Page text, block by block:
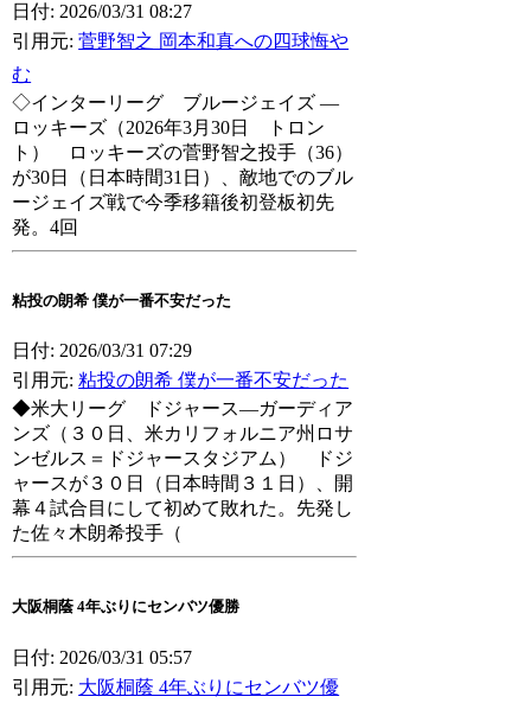
日付: 2026/03/31 08:27
引用元:菅野智之 岡本和真への四球悔や
む
◇インターリーグ ブルージェイズ ―
ロッキーズ（2026年3月30日 トロン
ト） ロッキーズの菅野智之投手（36）
が30日（日本時間31日）、敵地でのブル
ージェイズ戦で今季移籍後初登板初先
発。4回
粘投の朗希 僕が一番不安だった
日付: 2026/03/31 07:29
引用元:粘投の朗希 僕が一番不安だった
◆米大リーグ ドジャース―ガーディア
ンズ（３０日、米カリフォルニア州ロサ
ンゼルス＝ドジャースタジアム） ドジ
ャースが３０日（日本時間３１日）、開
幕４試合目にして初めて敗れた。先発し
た佐々木朗希投手（
大阪桐蔭 4年ぶりにセンバツ優勝
日付: 2026/03/31 05:57
引用元: 大阪桐蔭 4年ぶりにセンバツ優